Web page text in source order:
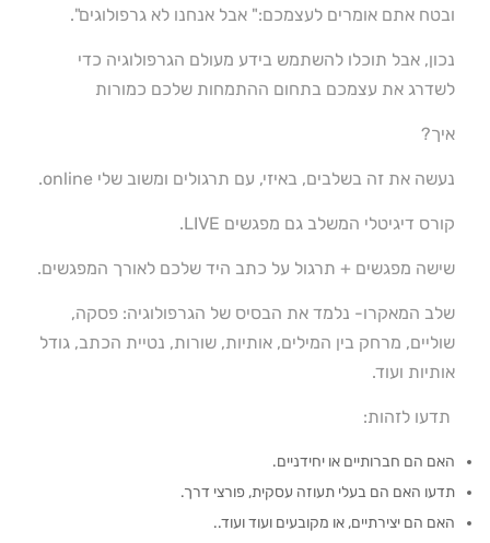
ובטח אתם אומרים לעצמכם:" אבל אנחנו לא גרפולוגים".
נכון, אבל תוכלו להשתמש בידע מעולם הגרפולוגיה כדי
לשדרג את עצמכם בתחום ההתמחות שלכם כמורות
איך?
נעשה את זה בשלבים, באיזי, עם תרגולים ומשוב שלי online.
קורס דיגיטלי המשלב גם מפגשים LIVE.
שישה מפגשים + תרגול על כתב היד שלכם לאורך המפגשים.
שלב המאקרו- נלמד את הבסיס של הגרפולוגיה: פסקה,
שוליים, מרחק בין המילים, אותיות, שורות, נטיית הכתב, גודל
אותיות ועוד.
תדעו לזהות:
האם הם חברותיים או יחידניים.
תדעו האם הם בעלי תעוזה עסקית, פורצי דרך.
האם הם יצירתיים, או מקובעים ועוד ועוד..